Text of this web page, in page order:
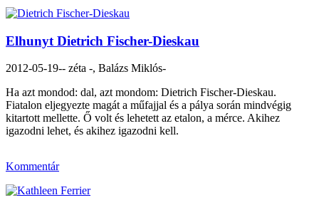
Elhunyt Dietrich Fischer-Dieskau
2012-05-19-- zéta -, Balázs Miklós-
Ha azt mondod: dal, azt mondom: Dietrich Fischer-Dieskau.
Fiatalon eljegyezte magát a műfajjal és a pálya során mindvégig
kitartott mellette. Ő volt és lehetett az etalon, a mérce. Akihez
igazodni lehet, és akihez igazodni kell.
Kommentár